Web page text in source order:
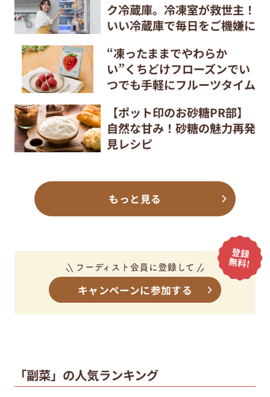
ク冷蔵庫。冷凍室が救世主！
いい冷蔵庫で毎日をご機嫌に
“凍ったままでやわらか
い”くちどけフローズンでい
つでも手軽にフルーツタイム
【ポット印のお砂糖PR部】
自然な甘み！砂糖の魅力再発
見レシピ
もっと見る
キャンペーンに参加する
「副菜」の人気ランキング